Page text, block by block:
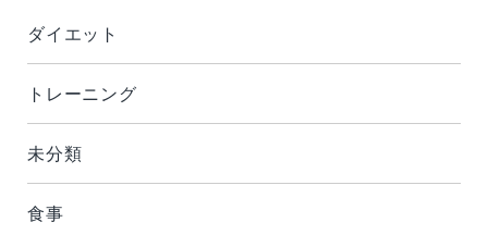
ダイエット
トレーニング
未分類
食事